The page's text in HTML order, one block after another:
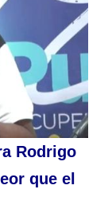
Rodrigo
que el